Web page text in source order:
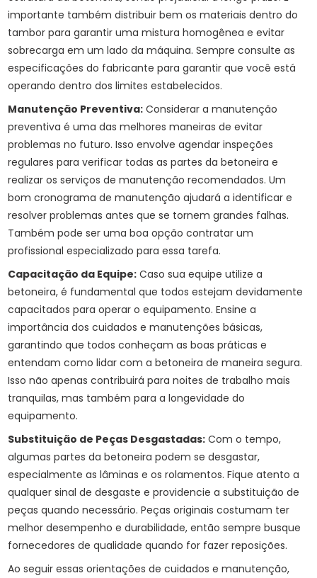
importante também distribuir bem os materiais dentro do
tambor para garantir uma mistura homogênea e evitar
sobrecarga em um lado da máquina. Sempre consulte as
especificações do fabricante para garantir que você está
operando dentro dos limites estabelecidos.
Manutenção Preventiva: Considerar a manutenção
preventiva é uma das melhores maneiras de evitar
problemas no futuro. Isso envolve agendar inspeções
regulares para verificar todas as partes da betoneira e
realizar os serviços de manutenção recomendados. Um
bom cronograma de manutenção ajudará a identificar e
resolver problemas antes que se tornem grandes falhas.
Também pode ser uma boa opção contratar um
profissional especializado para essa tarefa.
Capacitação da Equipe: Caso sua equipe utilize a
betoneira, é fundamental que todos estejam devidamente
capacitados para operar o equipamento. Ensine a
importância dos cuidados e manutenções básicas,
garantindo que todos conheçam as boas práticas e
entendam como lidar com a betoneira de maneira segura.
Isso não apenas contribuirá para noites de trabalho mais
tranquilas, mas também para a longevidade do
equipamento.
Substituição de Peças Desgastadas: Com o tempo,
algumas partes da betoneira podem se desgastar,
especialmente as lâminas e os rolamentos. Fique atento a
qualquer sinal de desgaste e providencie a substituição de
peças quando necessário. Peças originais costumam ter
melhor desempenho e durabilidade, então sempre busque
fornecedores de qualidade quando for fazer reposições.
Ao seguir essas orientações de cuidados e manutenção,